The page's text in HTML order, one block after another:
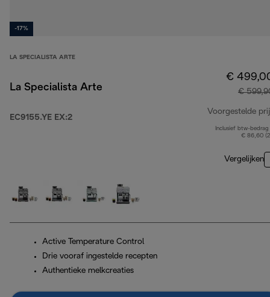
-17%
LA SPECIALISTA ARTE
La Specialista Arte
EC9155.YE EX:2
€
€
Voorgestelde
Inclusief btw-bedrag
€ 86,60
Vergelijken
Active Temperature Control
Drie vooraf ingestelde recepten
Authentieke melkcreaties